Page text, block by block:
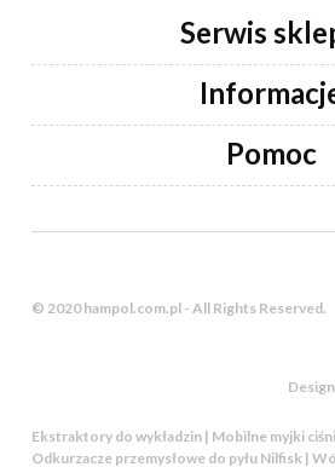
Serwis
Pomoc
© 2020 hampol.com.pl - All Rights Reserved.
Ekstraktory do wykładzin | Mobilne myjki
Odkurzacze przemysłowe do pyłu Nilfisk |